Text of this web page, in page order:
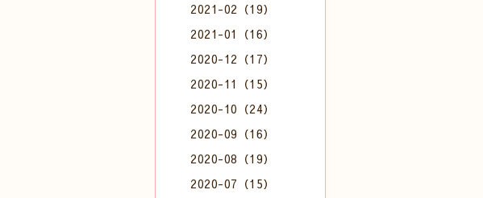
2021-02（19）
2021-01（16）
2020-12（17）
2020-11（15）
2020-10（24）
2020-09（16）
2020-08（19）
2020-07（15）